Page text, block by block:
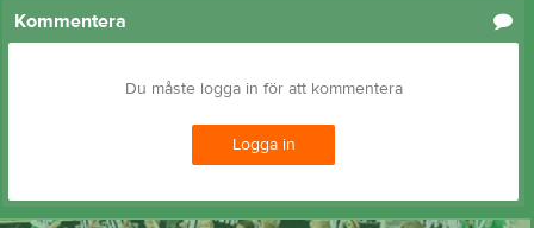
Kommentera
Du måste logga in för att kommentera
Logga in